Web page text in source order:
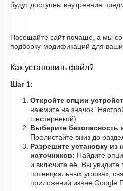
будут доступны внутренние
Посещайте сайт почаще, а мы
подборку модификаций для
Как установить файл?
Шаг 1:
Откройте опции
нажмите на значок
шестеренкой).
Выберите безопасность
Пролистайте вниз до
Разрешите установку из
источников: Найдите
и включите её. Вы
потенциальных угрозах,
приложений извне Google